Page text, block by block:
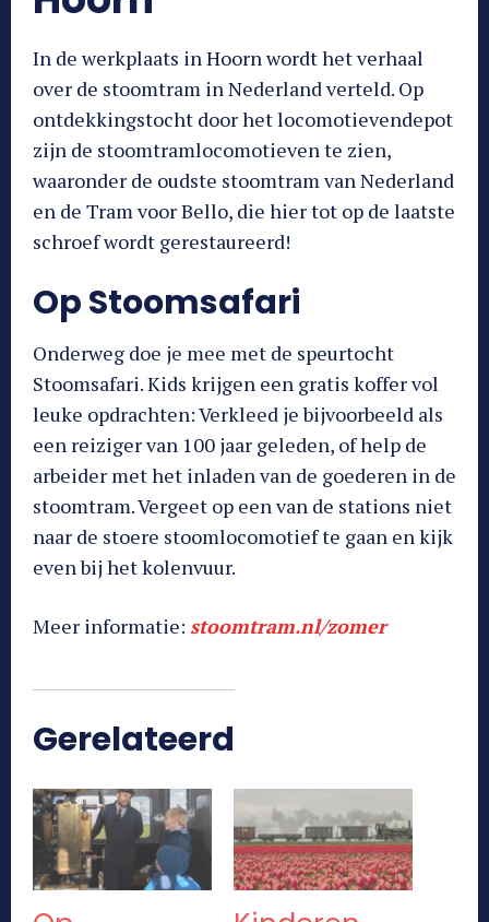
In de werkplaats in Hoorn wordt het verhaal
over de stoomtram in Nederland verteld. Op
ontdekkingstocht door het locomotievendepot
zijn de stoomtramlocomotieven te zien,
waaronder de oudste stoomtram van Nederland
en de Tram voor Bello, die hier tot op de laatste
schroef wordt gerestaureerd!
Op Stoomsafari
Onderweg doe je mee met de speurtocht
Stoomsafari. Kids krijgen een gratis koffer vol
leuke opdrachten: Verkleed je bijvoorbeeld als
een reiziger van 100 jaar geleden, of help de
arbeider met het inladen van de goederen in de
stoomtram. Vergeet op een van de stations niet
naar de stoere stoomlocomotief te gaan en kijk
even bij het kolenvuur.
Meer informatie: stoomtram.nl/zomer
Gerelateerd